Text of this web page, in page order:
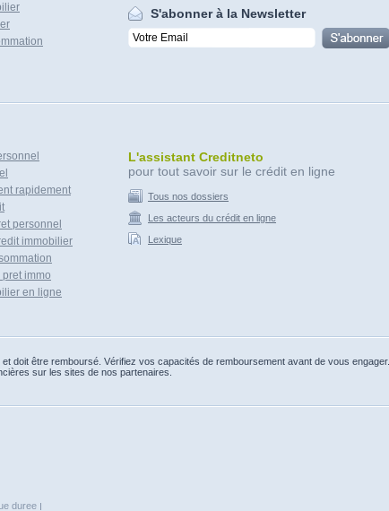
S'abonner à la Newsletter
rapidement
personnel
immobilier
immo
en ligne
L'assistant Creditneto
pour tout savoir sur le crédit en ligne
Tous nos dossiers
Les acteurs du crédit en ligne
Lexique
doit être remboursé. Vérifiez vos capacités de remboursement avant de vous engager.
sur les sites de nos partenaires.
duree